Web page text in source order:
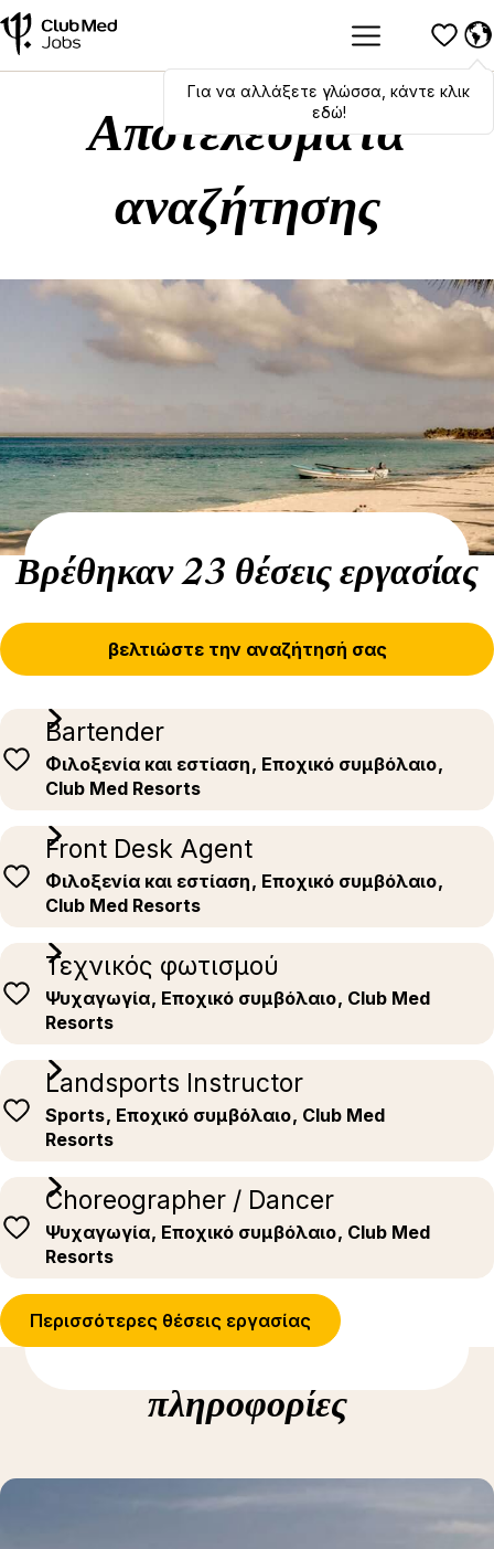
Hola,bonjour ,ciao! To switch
languages, click here!
Για να αλλάξετε γλώσσα, κάντε κλικ
εδώ!
Αποτελέσματα
αναζήτησης
Βρέθηκαν 23 θέσεις εργασίας
βελτιώστε την αναζήτησή σας
Bartender
Φιλοξενία και εστίαση, Εποχικό συμβόλαιο,
Club Med Resorts
Front Desk Agent
Φιλοξενία και εστίαση, Εποχικό συμβόλαιο,
Club Med Resorts
Τεχνικός φωτισμού
Ψυχαγωγία, Εποχικό συμβόλαιο, Club Med
Resorts
Landsports Instructor
Sports, Εποχικό συμβόλαιο, Club Med
Resorts
Choreographer / Dancer
Ψυχαγωγία, Εποχικό συμβόλαιο, Club Med
Resorts
Περισσότερες θέσεις εργασίας
πληροφορίες